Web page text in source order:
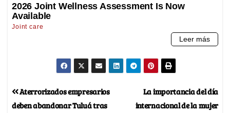
La importancia del día
internacional de la mujer
Aterrorizados empresarios
deben abandonar Tuluá tras